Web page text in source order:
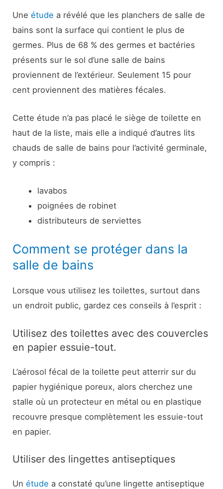
Uneétude a révélé que les planchers de salle de
bains sont la surface qui contient le plus de
germes. Plus de 68 % des germes et bactéries
présents sur le sol d’une salle de bains
proviennent de l’extérieur. Seulement 15 pour
cent proviennent des matières fécales.
Cette étude n’a pas placé le siège de toilette en
haut de la liste, mais elle a indiqué d’autres lits
chauds de salle de bains pour l’activité germinale,
y compris :
lavabos
poignées de robinet
distributeurs de serviettes
Comment se protéger dans la
salle de bains
Lorsque vous utilisez les toilettes, surtout dans
un endroit public, gardez ces conseils à l’esprit :
Utilisez des toilettes avec des couvercles
en papier essuie-tout.
L’aérosol fécal de la toilette peut atterrir sur du
papier hygiénique poreux, alors cherchez une
stalle où un protecteur en métal ou en plastique
recouvre presque complètement les essuie-tout
en papier.
Utiliser des lingettes antiseptiques
Unétude a constaté qu’une lingette antiseptique